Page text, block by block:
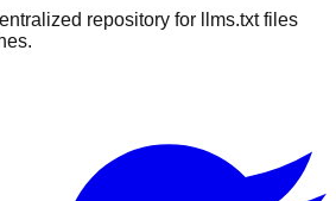
repository for llms.txt files